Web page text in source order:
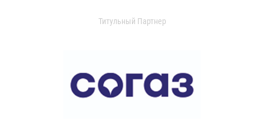
Титульный Партнер